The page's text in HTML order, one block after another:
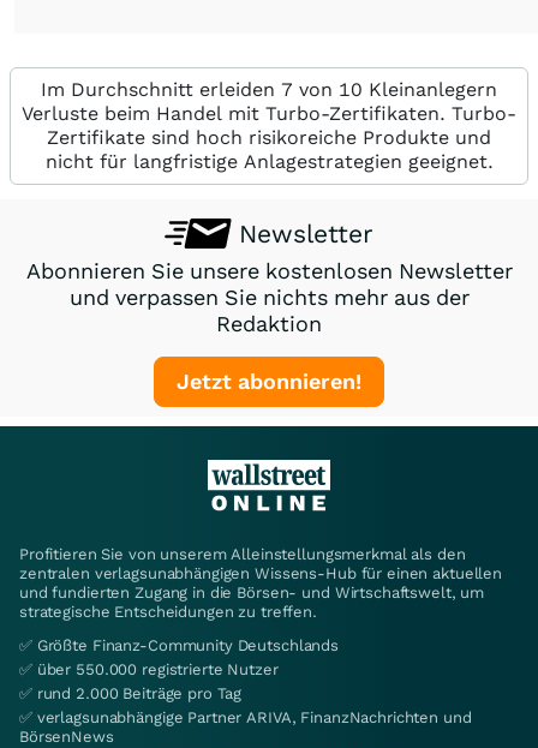
Im Durchschnitt erleiden 7 von 10 Kleinanlegern
Verluste beim Handel mit Turbo-Zertifikaten. Turbo-
Zertifikate sind hoch risikoreiche Produkte und
nicht für langfristige Anlagestrategien geeignet.
Newsletter
Abonnieren Sie unsere kostenlosen Newsletter
und verpassen Sie nichts mehr aus der
Redaktion
Jetzt abonnieren!
Profitieren Sie von unserem Alleinstellungsmerkmal als den
zentralen verlagsunabhängigen Wissens-Hub für einen aktuellen
und fundierten Zugang in die Börsen- und Wirtschaftswelt, um
strategische Entscheidungen zu treffen.
✅ Größte Finanz-Community Deutschlands
✅ über 550.000 registrierte Nutzer
✅ rund 2.000 Beiträge pro Tag
✅ verlagsunabhängige Partner ARIVA, FinanzNachrichten und
BörsenNews